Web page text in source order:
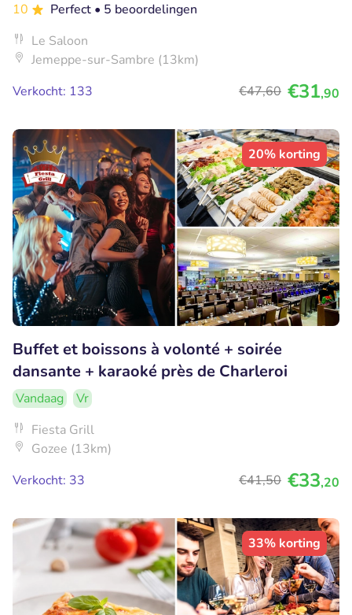
10
Perfect • 5 beoordelingen
Le Saloon
Jemeppe-sur-Sambre (13km)
Verkocht: 133
€47,60 €31,90
20% korting
Buffet et boissons à volonté + soirée
dansante + karaoké près de Charleroi
Vandaag
Vr
Fiesta Grill
Gozee (13km)
Verkocht: 33
€41,50 €33,20
33% korting